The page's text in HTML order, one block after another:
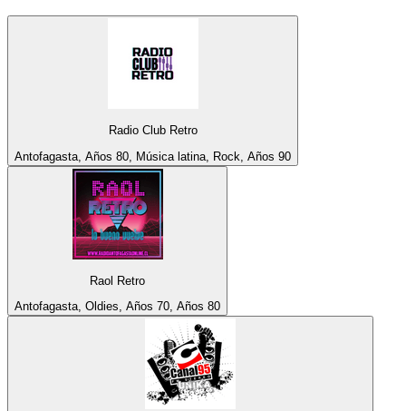
Radio Club Retro
Antofagasta, Años 80, Música latina, Rock, Años 90
Raol Retro
Antofagasta, Oldies, Años 70, Años 80